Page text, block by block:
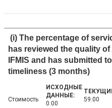
(i) The percentage of
has reviewed the quality
IFMIS and has submitted
timeliness (3 months)
Стоимость
0.00
59.00